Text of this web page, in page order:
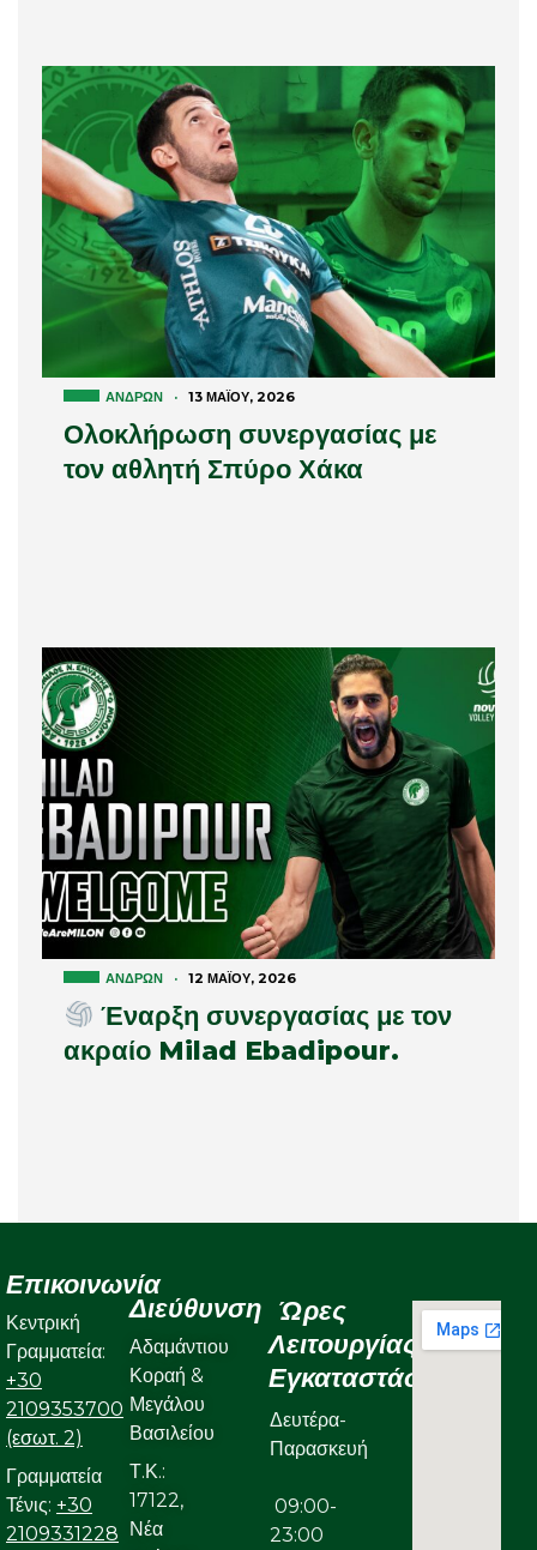
ΑΝΔΡΏΝ · 13 ΜΑΪ́ΟΥ, 2026
Ολοκλήρωση συνεργασίας με
τον αθλητή Σπύρο Χάκα
ΑΝΔΡΏΝ · 12 ΜΑΪ́ΟΥ, 2026
Έναρξη συνεργασίας με τον
ακραίο Milad Ebadipour.
Επικοινωνία
Κεντρική
Γραμματεία:
+30
2109353700
(εσωτ. 2)
Γραμματεία
Τένις: +30
2109331228
Διεύθυνση
Αδαμάντιου
Κοραή &
Μεγάλου
Βασιλείου
Τ.Κ.:
17122,
Νέα
Ώρες
Λειτουργίας
Εγκαταστάσεων
Δευτέρα-
Παρασκευή
09:00-
23:00